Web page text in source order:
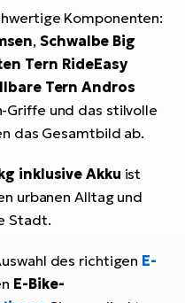
Komponenten:
,Schwalbe Big
Tern RideEasy
Tern Andros
Griffe und das stilvolle
das Gesamtbild ab.
inklusive Akku ist
urbanen Alltag und
Stadt.
des richtigen E-
E-Bike-